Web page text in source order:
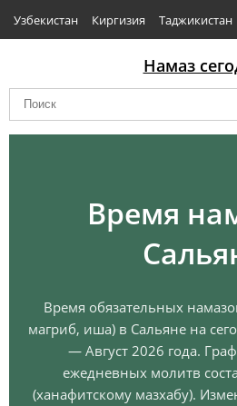
Узбекистан Киргизия Таджикистан
Намаз
Время
Время обязательных
магриб, иша) в Сальяне на
— Август 2026 года.
ежедневных молитв
(ханафитскому мазхабу).